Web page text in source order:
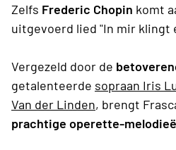
Zelfs Frederic Chopin komt
uitgevoerd lied "In mir klingt
Vergezeld door de
getalenteerde sopraan Iris
Van der Linden, brengt
prachtige operette-